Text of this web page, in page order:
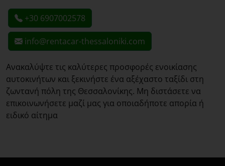
+30 6907002578
info@rentacar-thessaloniki.com
Ανακαλύψτε τις καλύτερες προσφορές ενοικίασης
αυτοκινήτων και ξεκινήστε ένα αξέχαστο ταξίδι στη
ζωντανή πόλη της Θεσσαλονίκης. Μη διστάσετε να
επικοινωνήσετε μαζί μας για οποιαδήποτε απορία ή
ειδικό αίτημα